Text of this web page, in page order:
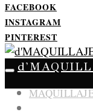
FACEBOOK
INSTAGRAM
PINTEREST